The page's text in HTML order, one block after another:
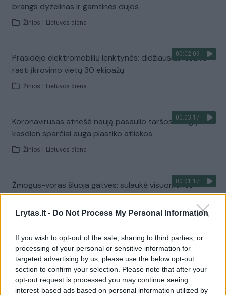
Lrytas.lt - Do Not Process My Personal Information
If you wish to opt-out of the sale, sharing to third parties, or
processing of your personal or sensitive information for
targeted advertising by us, please use the below opt-out
section to confirm your selection. Please note that after your
opt-out request is processed you may continue seeing
interest-based ads based on personal information utilized by
brangs dyzelinas ir gamtinės dujos
Žinios Lietuvos diena
00:02:09
Prasidėjo elektromobilių lenktynės: didžiausias iššūkis –
rasti įkrovimo vietų 30 ekipažų
Žinios Lietuvos diena
00:03:17
Koronavirusas atnešė naują pasaulio taršos bangą:
kasdien sparčiai auga plastiko atliekos
Žinios Lietuvos diena
00:01:17
Žmogus-voras šluoja gatves: sulaukė visuomenės
dėmesio
Žinios | Pasaulis
00:03:19
Taršos skandale – naujos detalės: įtarimai vadovui ir
ieškinys darbuotojui
Žinios Lietuvos diena